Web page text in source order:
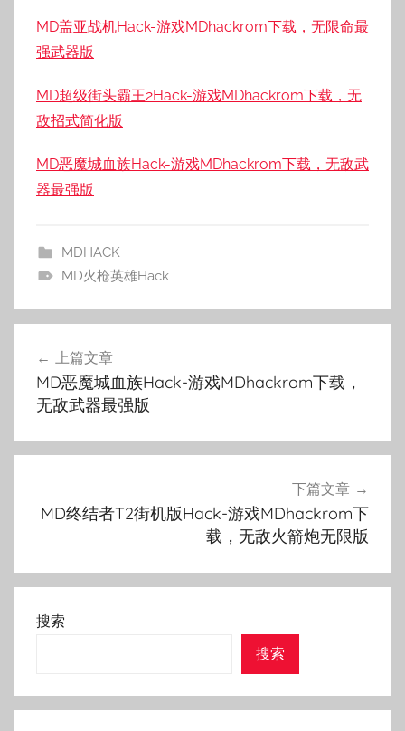
MD盖亚战机Hack-游戏MDhackrom下载，无限命最
强武器版
MD超级街头霸王2Hack-游戏MDhackrom下载，无
敌招式简化版
MD恶魔城血族Hack-游戏MDhackrom下载，无敌武
器最强版
MDHACK
MD火枪英雄Hack
航
上篇文章
MD恶魔城血族Hack-游戏MDhackrom下载，
无敌武器最强版
下篇文章
MD终结者T2街机版Hack-游戏MDhackrom下
载，无敌火箭炮无限版
搜索
搜索